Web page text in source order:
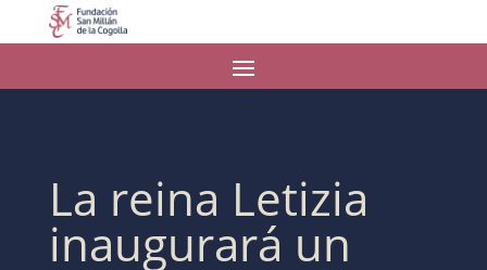
La reina Letizia
inaugurará un